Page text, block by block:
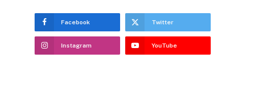
Facebook Twitter
Instagram YouTube